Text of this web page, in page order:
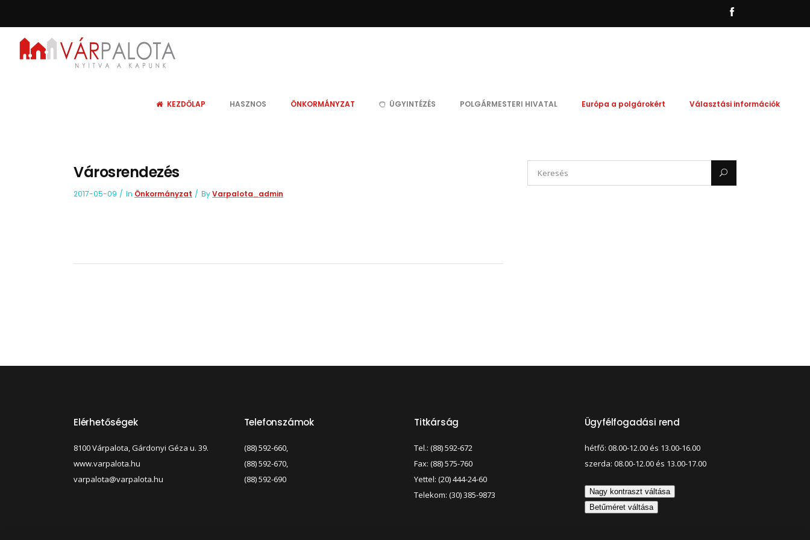
KEZDŐLAP HASZNOS ÖNKORMÁNYZAT ÜGYINTÉZÉS POLGÁRMESTERI HIVATAL Európa a polgárokért Választási információk
Városrendezés
2017-05-09 In Önkormányzat ByVarpalota_admin
Elérhetőségek
8100 Várpalota, Gárdonyi Géza u. 39.
www.varpalota.hu
varpalota@varpalota.hu
Telefonszámok
(88) 592-660,
(88) 592-670,
(88) 592-690
Titkárság
Tel.: (88) 592-672
Fax: (88) 575-760
Yettel: (20) 444-24-60
Telekom: (30) 385-9873
Ügyfélfogadási rend
hétfő: 08.00-12.00 és 13.00-16.00
szerda: 08.00-12.00 és 13.00-17.00
Nagy kontraszt váltása
Betűméret váltása